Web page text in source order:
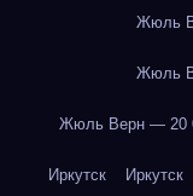
Жюль
Жюль
Жюль Верн — 20
Иркутск Иркутск